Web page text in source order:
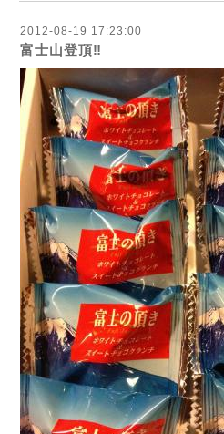
2012-08-19 17:23:00
富士山登頂‼